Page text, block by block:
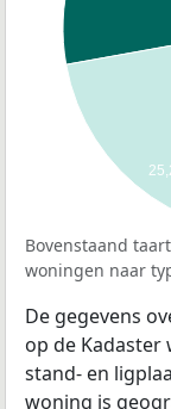
Bovenstaand
woningen naar
De gegevens
op de
stand- en
woning is